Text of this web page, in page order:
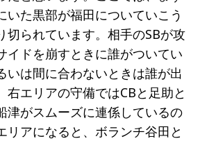
いた黒部が福田についていこう
切られています。相手のSBが攻
イドを崩すときに誰がついてい
いは間に合わないときは誰が出
右エリアの守備ではCBと足助と
津がスムーズに連係しているの
リアになると、ボランチ谷田と